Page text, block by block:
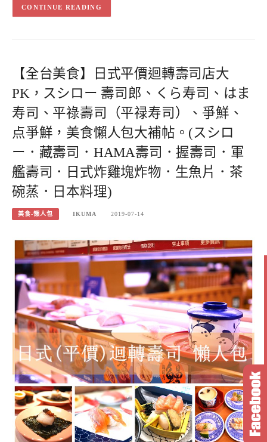
CONTINUE READING
【全台美食】日式平價迴轉壽司店大
PK，スシロー 壽司郎、くら寿司、はま
寿司、平祿壽司（平禄寿司）、爭鮮、
点爭鮮，美食懶人包大補帖。(スシロ
ー．藏壽司．HAMA壽司．握壽司．軍
艦壽司．日式炸雞塊炸物．生魚片．茶
碗蒸．日本料理)
美食-懶人包 IKUMA 2019-07-14